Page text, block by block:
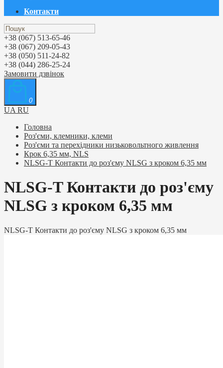
Контакти
+38 (067) 513-65-46
+38 (067) 209-05-43
+38 (050) 511-24-82
+38 (044) 286-25-24
Замовити дзвінок
0
UA RU
Головна
Роз'єми, клемники, клеми
Роз'єми та перехідники низьковольтного живлення
Крок 6,35 мм, NLS
NLSG-T Контакти до роз'єму NLSG з кроком 6,35 мм
NLSG-T Контакти до роз'єму
NLSG з кроком 6,35 мм
NLSG-T Контакти до роз'єму NLSG з кроком 6,35 мм